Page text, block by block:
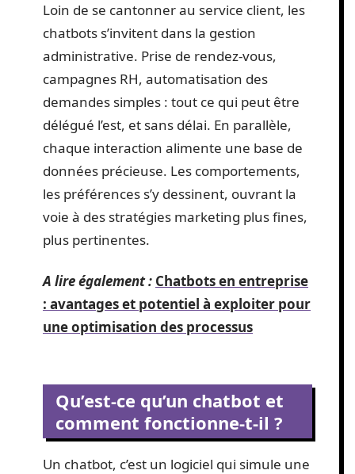
Loin de se cantonner au service client, les
chatbots s’invitent dans la gestion
administrative. Prise de rendez-vous,
campagnes RH, automatisation des
demandes simples : tout ce qui peut être
délégué l’est, et sans délai. En parallèle,
chaque interaction alimente une base de
données précieuse. Les comportements,
les préférences s’y dessinent, ouvrant la
voie à des stratégies marketing plus fines,
plus pertinentes.
A lire également : Chatbots en entreprise
: avantages et potentiel à exploiter pour
une optimisation des processus
Qu’est-ce qu’un chatbot et
comment fonctionne-t-il ?
Un chatbot, c’est un logiciel qui simule une